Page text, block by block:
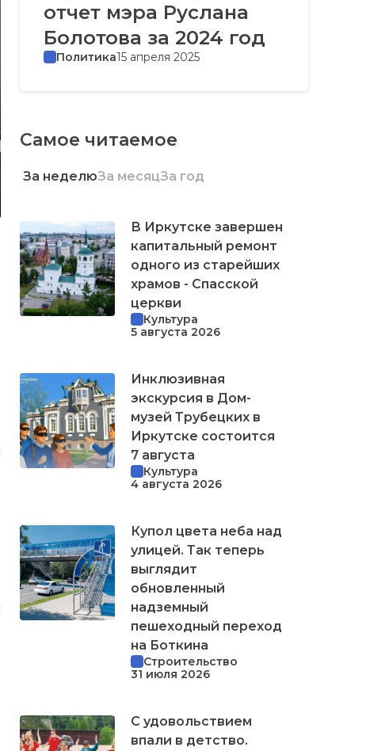
отчет мэра Руслана
Болотова за 2024 год
Политика15 апреля 2025
Самое читаемое
За неделюЗа месяцЗа год
В Иркутске завершен
капитальный ремонт
одного из старейших
храмов - Спасской
церкви
Культура
5 августа 2026
Инклюзивная
экскурсия в Дом-
музей Трубецких в
Иркутске состоится
7 августа
Культура
4 августа 2026
Купол цвета неба над
улицей. Так теперь
выглядит
обновленный
надземный
пешеходный переход
на Боткина
Строительство
31 июля 2026
С удовольствием
впали в детство.